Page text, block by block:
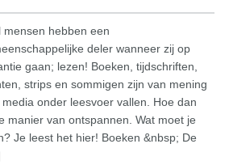
mensen hebben een
deler wanneer zij op
gaan; lezen! Boeken, tijdschriften,
strips en sommigen zijn van mening
onder leesvoer vallen. Hoe dan
manier van ontspannen. Wat moet je
Je leest het hier! Boeken &nbsp; De